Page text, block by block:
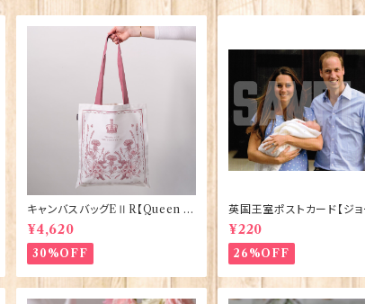
キャンバスバッグEⅡR【Queen El
izabethⅡ Commemorative】
Victoria Eggs 90332
¥4,620
30%OFF
英国王室ポストカード【ジ
王子ご誕生】Pageantry
rd 90183-JEF100
¥220
26%OFF